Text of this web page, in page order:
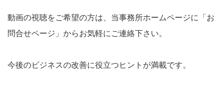
動画の視聴をご希望の方は、当事務所ホームページに「お
問合せページ」からお気軽にご連絡下さい。
今後のビジネスの改善に役立つヒントが満載です。